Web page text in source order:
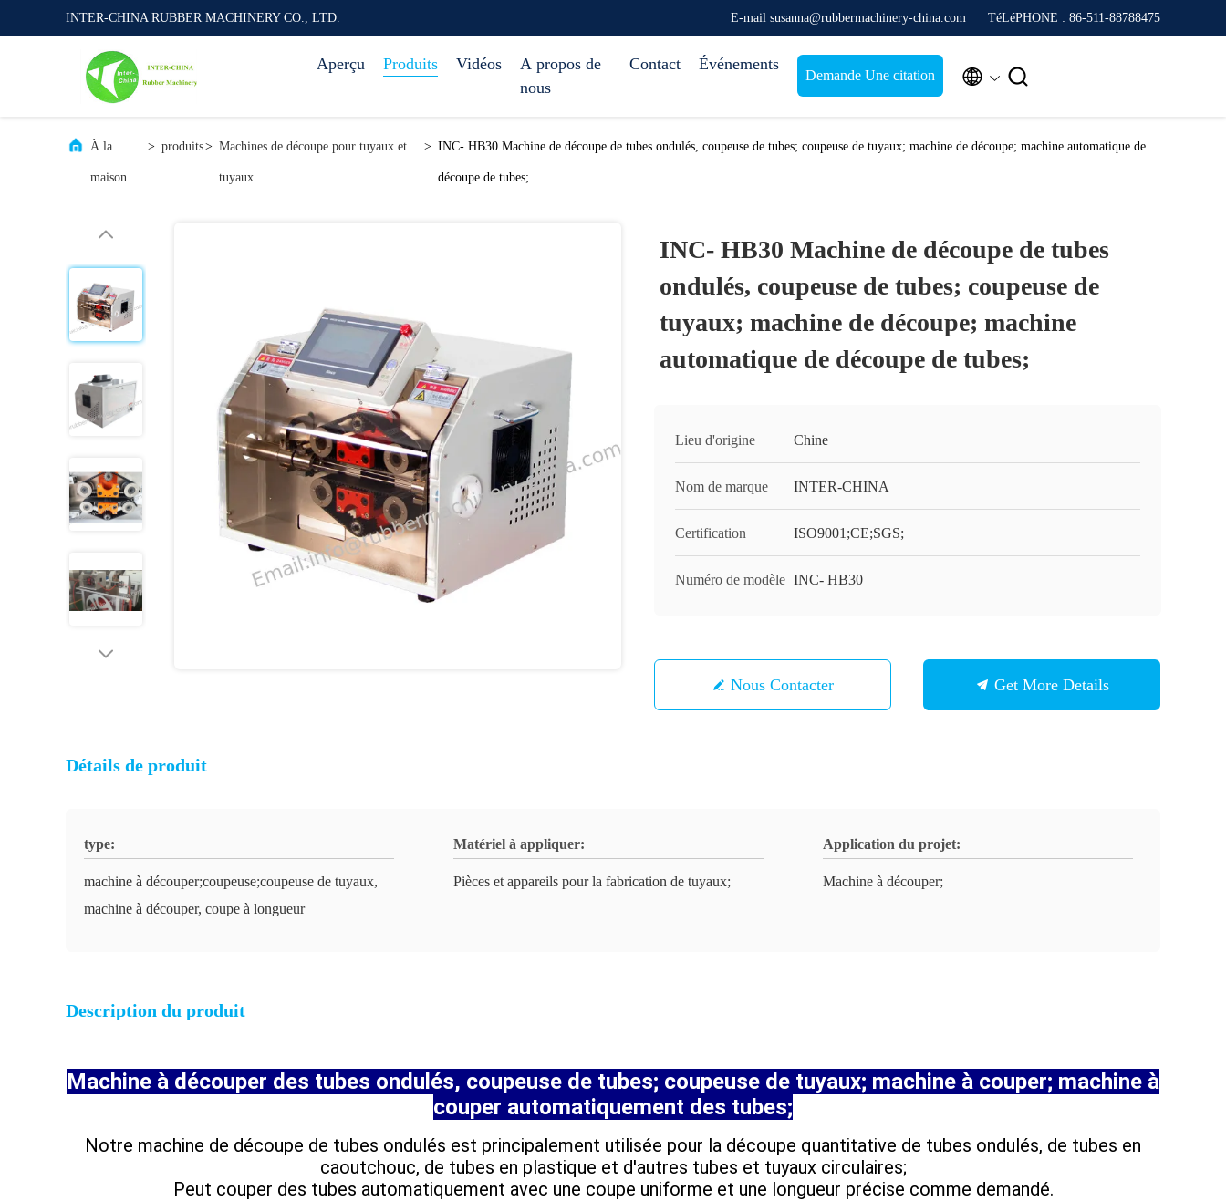
INTER-CHINA RUBBER MACHINERY CO., LTD. E-mail susanna@rubbermachinery-china.com TéLéPHONE : 86-511-88788475
Aperçu Produits Vidéos
A propos de
nous
Contact Événements
Demande Une citation  
À la
maison
> produits> Machines de découpe pour tuyaux et
tuyaux
> INC- HB30 Machine de découpe de tubes ondulés, coupeuse de tubes; coupeuse de tuyaux; machine de découpe; machine automatique de
découpe de tubes;
INC- HB30 Machine de découpe de tubes
ondulés, coupeuse de tubes; coupeuse de
tuyaux; machine de découpe; machine
automatique de découpe de tubes;
Lieu d'origine Chine
Nom de marque INTER-CHINA
Certification ISO9001;CE;SGS;
Numéro de modèle INC- HB30
Nous Contacter Get More Details
Détails de produit
type:
machine à découper;coupeuse;coupeuse de tuyaux,
machine à découper, coupe à longueur
Matériel à appliquer:
Pièces et appareils pour la fabrication de tuyaux;
Application du projet:
Machine à découper;
Description du produit
Machine à découper des tubes ondulés, coupeuse de tubes; coupeuse de tuyaux; machine à couper; machine à
couper automatiquement des tubes;
Notre machine de découpe de tubes ondulés est principalement utilisée pour la découpe quantitative de tubes ondulés, de tubes en
caoutchouc, de tubes en plastique et d'autres tubes et tuyaux circulaires;
Peut couper des tubes automatiquement avec une coupe uniforme et une longueur précise comme demandé.